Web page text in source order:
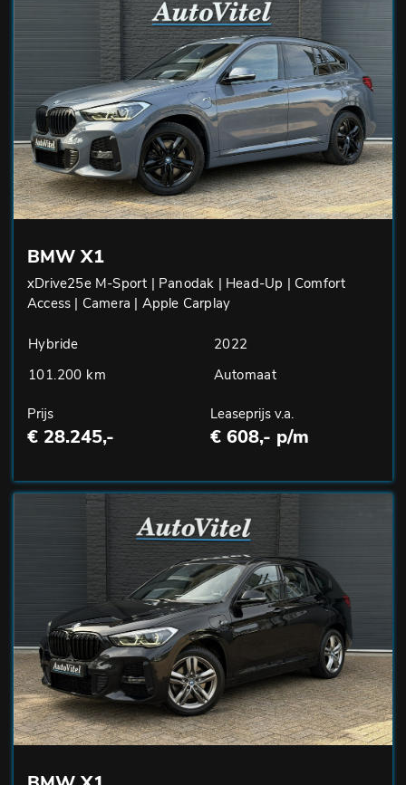
BMW X1
xDrive25e M-Sport | Panodak | Head-Up | Comfort
Access | Camera | Apple Carplay
Hybride
2022
101.200 km
Automaat
Prijs
€ 28.245,-
Leaseprijs v.a.
€ 608,- p/m